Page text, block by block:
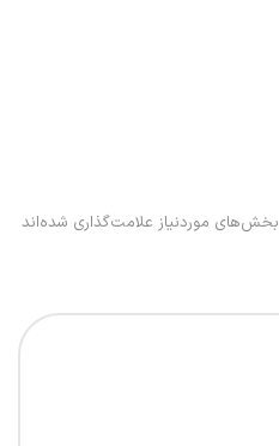
بخش‌های موردنیاز علامت‌گذاری شده‌اند